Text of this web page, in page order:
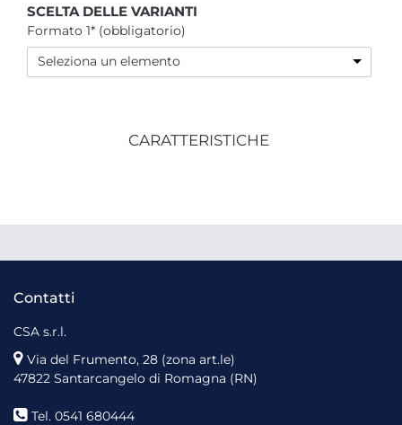
SCELTA DELLE VARIANTI
Formato 1* (obbligatorio)
Seleziona un elemento
CARATTERISTICHE
Contatti
CSA s.r.l.
Via del Frumento, 28 (zona art.le)
47822 Santarcangelo di Romagna (RN)
Tel. 0541 680444